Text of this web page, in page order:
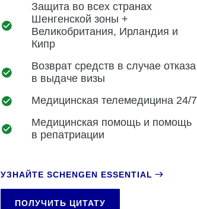
Защита во всех странах
Шенгенской зоны +
Великобритания, Ирландия и
Кипр
Возврат средств в случае отказа
в выдаче визы
Медицинская телемедицина 24/7
Медицинская помощь и помощь
в репатриации
УЗНАЙТЕ SCHENGEN ESSENTIAL
ПОЛУЧИТЬ ЦИТАТУ